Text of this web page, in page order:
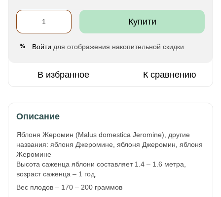
Купити
% Войти для отображения накопительной скидки
В избранное К сравнению
Описание
Яблоня Жеромин (Malus domestica Jeromine), другие
названия: яблоня Джеромине, яблоня Джеромин, яблоня
Жеромине
Высота саженца яблони составляет 1.4 – 1.6 метра,
возраст саженца – 1 год.
Вес плодов – 170 – 200 граммов